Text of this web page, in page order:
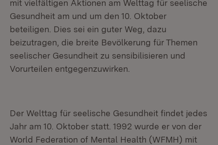
mit vielfältigen Aktionen am Welttag für seelische
Gesundheit am und um den 10. Oktober
beteiligen. Dies sei ein guter Weg, dazu
beizutragen, die breite Bevölkerung für Themen
seelischer Gesundheit zu sensibilisieren und
Vorurteilen entgegenzuwirken.
Der Welttag für seelische Gesundheit findet jedes
Jahr am 10. Oktober statt. 1992 wurde er von der
World Federation of Mental Health (WFMH) mit